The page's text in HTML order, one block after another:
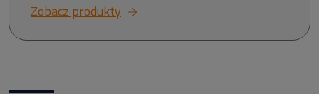
Zobacz produkty